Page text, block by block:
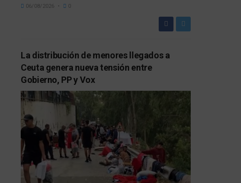
06/08/2026 0
La distribución de menores llegados a
Ceuta genera nueva tensión entre
Gobierno, PP y Vox